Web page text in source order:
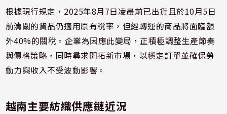
根據現行規定，2025年8月7日凌晨前已出貨且於10月5日
前清關的貨品仍適用原有稅率，但經轉運的商品將面臨額
外40%的關稅。企業為因應此變局，正積極調整生產節奏
與價格策略，同時尋求開拓新市場，以穩定訂單並確保勞
動力與收入不受波動影響。
越南主要紡織供應鏈近況